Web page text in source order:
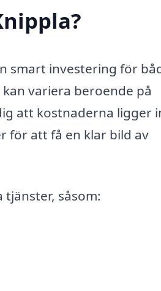
smart investering för
variera beroende på
att kostnaderna ligger
för att få en klar bild av
såsom: